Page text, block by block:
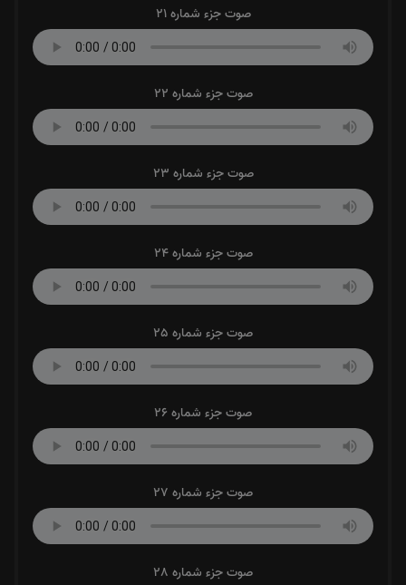
صوت جزء شماره 21
صوت جزء شماره 22
صوت جزء شماره 23
صوت جزء شماره 24
صوت جزء شماره 25
صوت جزء شماره 26
صوت جزء شماره 27
صوت جزء شماره 28